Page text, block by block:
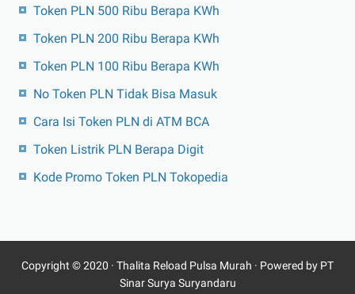
Token PLN 500 Ribu Berapa KWh
Token PLN 200 Ribu Berapa KWh
Token PLN 100 Ribu Berapa KWh
No Token PLN Tidak Bisa Masuk
Cara Isi Token PLN di ATM BCA
Token Listrik PLN Berapa Digit
Kode Promo Token PLN Tokopedia
Copyright © 2020 · Thalita Reload Pulsa Murah · Powered by PT
Sinar Surya Suryandaru